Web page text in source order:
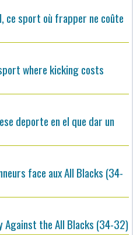
ce sport où frapper ne coûte
where kicking costs
deporte en el que dar un
face aux All Blacks (34-
Against the All Blacks (34-32)